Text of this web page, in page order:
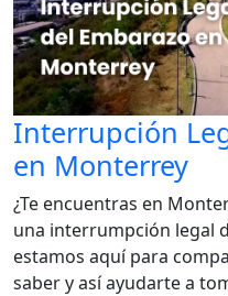
Interrupción
en Monterrey
¿Te encuentras en
una interrumpción legal
estamos aquí para
saber y así ayudarte a